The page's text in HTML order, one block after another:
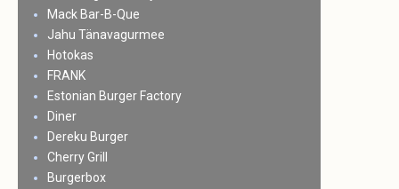
Mack Bar-B-Que
Jahu Tänavagurmee
Hotokas
FRANK
Estonian Burger Factory
Diner
Dereku Burger
Cherry Grill
Burgerbox